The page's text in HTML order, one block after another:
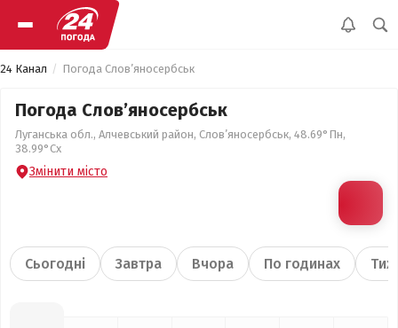
24 Канал Погода Слов’яносербськ
Погода Слов’яносербськ
Луганська обл., Алчевський район, Слов’яносербськ, 48.69°Пн,
38.99°Сх
Змінити місто
Сьогодні Завтра Вчора По годинах